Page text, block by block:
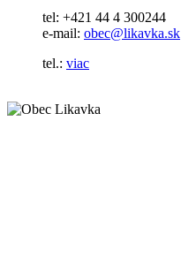
tel: +421 44 4 300244
e-mail: obec@likavka.sk
tel.: viac